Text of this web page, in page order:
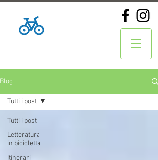
Blog
Tutti i post
Letteratura
in bicicletta
Itinerari
Tutti i post